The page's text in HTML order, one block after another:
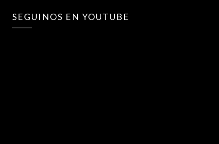
SEGUINOS EN YOUTUBE